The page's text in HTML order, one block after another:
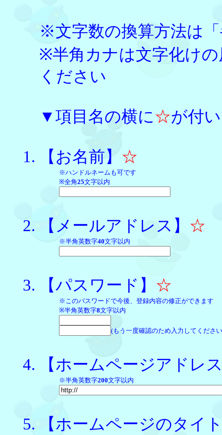
※文字数の換算方法は
※半角カナは文字化け
ください
▼項目名の横に☆が付
【お名前】 ☆
※ハンドルネームも可です
※全角25文字以内
【メールアドレス】 ☆
※半角英数字40文字以内
【パスワード】 ☆
※このパスワードで今後、登録内容の修正ができます
※半角英数字8文字以内
(もう一度確認のため入力してくださ
【ホームページアドレ
※半角英数字200文字以内
【ホームページのタイ